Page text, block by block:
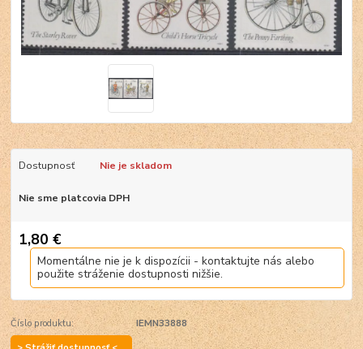
Dostupnosť Nie je skladom
Nie sme platcovia DPH
1,80 €
Momentálne nie je k dispozícii - kontaktujte nás alebo
použite stráženie dostupnosti nižšie.
Číslo produktu:
IEMN33888